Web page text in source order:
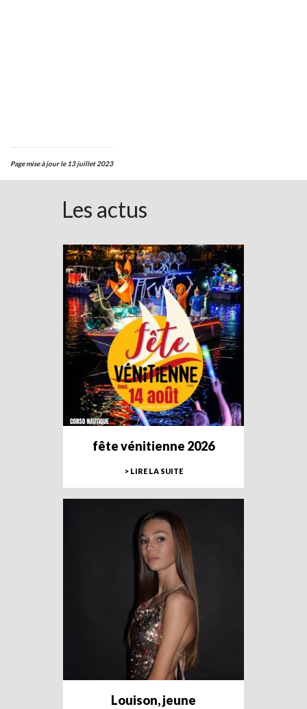
Page mise à jour le 13 juillet 2023
Les actus
fête vénitienne 2026
> LIRE LA SUITE
Louison, jeune